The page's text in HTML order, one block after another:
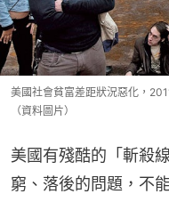
美國社會貧富差距狀況惡化，
（資料圖片）
美國有殘酷的「斬殺
窮、落後的問題，不